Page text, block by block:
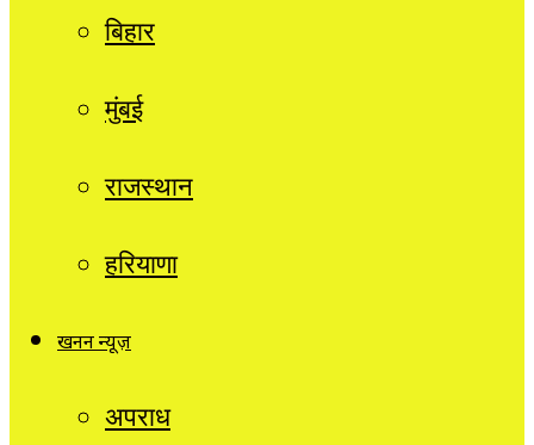
बिहार
मुंबई
राजस्थान
हरियाणा
खनन न्यूज़
अपराध